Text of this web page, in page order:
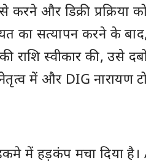
और डिक्री प्रक्रिया
का सत्यापन करने के
राशि स्वीकार की, उसे
में और DIG नारायण
में हड़कंप मचा दिया है।